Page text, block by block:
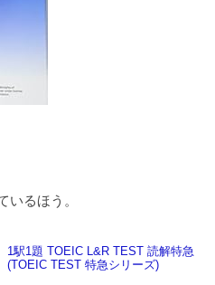
るほう。
1駅1題 TOEIC L&R TEST 読解特急
(TOEIC TEST 特急シリーズ)